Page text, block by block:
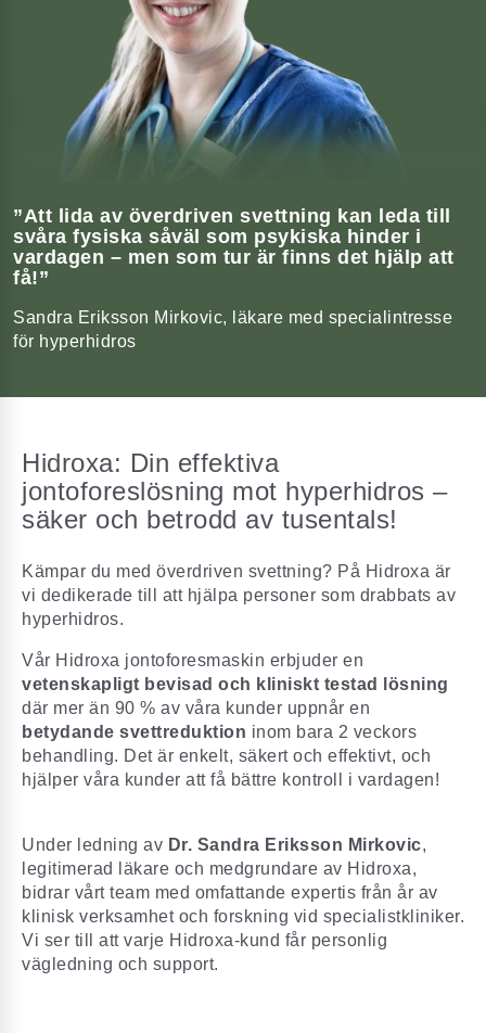
”Att lida av överdriven svettning kan leda till
svåra fysiska såväl som psykiska hinder i
vardagen – men som tur är finns det hjälp att
få!”
Sandra Eriksson Mirkovic, läkare med specialintresse
för hyperhidros
Hidroxa: Din effektiva
jontoforeslösning mot hyperhidros –
säker och betrodd av tusentals!
Kämpar du med överdriven svettning? På Hidroxa är
vi dedikerade till att hjälpa personer som drabbats av
hyperhidros.
Vår Hidroxa jontoforesmaskin erbjuder en
vetenskapligt bevisad och kliniskt testad lösning
där mer än 90 % av våra kunder uppnår en
betydande svettreduktion inom bara 2 veckors
behandling. Det är enkelt, säkert och effektivt, och
hjälper våra kunder att få bättre kontroll i vardagen!
Under ledning av Dr. Sandra Eriksson Mirkovic,
legitimerad läkare och medgrundare av Hidroxa,
bidrar vårt team med omfattande expertis från år av
klinisk verksamhet och forskning vid specialistkliniker.
Vi ser till att varje Hidroxa-kund får personlig
vägledning och support.